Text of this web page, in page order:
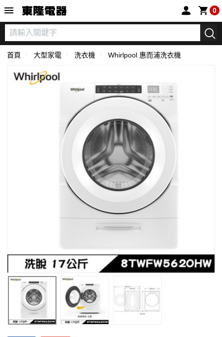
0
首頁 大型家電 洗衣機 Whirlpool 惠而浦洗衣機